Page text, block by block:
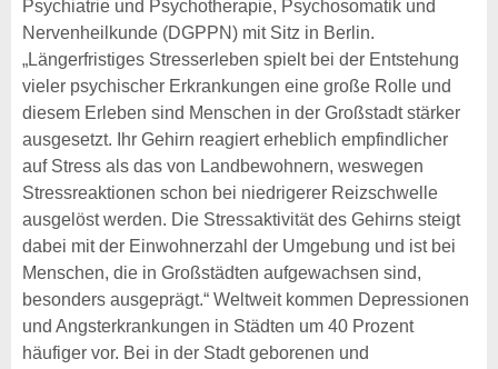
Psychiatrie und Psychotherapie, Psychosomatik und
Nervenheilkunde (DGPPN) mit Sitz in Berlin.
„Längerfristiges Stresserleben spielt bei der Entstehung
vieler psychischer Erkrankungen eine große Rolle und
diesem Erleben sind Menschen in der Großstadt stärker
ausgesetzt. Ihr Gehirn reagiert erheblich empfindlicher
auf Stress als das von Landbewohnern, weswegen
Stressreaktionen schon bei niedrigerer Reizschwelle
ausgelöst werden. Die Stressaktivität des Gehirns steigt
dabei mit der Einwohnerzahl der Umgebung und ist bei
Menschen, die in Großstädten aufgewachsen sind,
besonders ausgeprägt.“ Weltweit kommen Depressionen
und Angsterkrankungen in Städten um 40 Prozent
häufiger vor. Bei in der Stadt geborenen und